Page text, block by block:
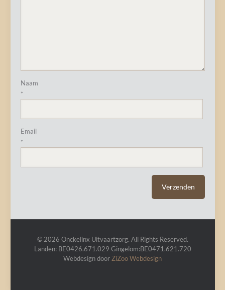
Naam
*
Email
*
© 2026 Onckelinx Uitvaartzorg. All Rights Reserved.
Landen: BE0426.671.029 Gingelom:BE0471.621.720
Webdesign door ZiZooWebdesign